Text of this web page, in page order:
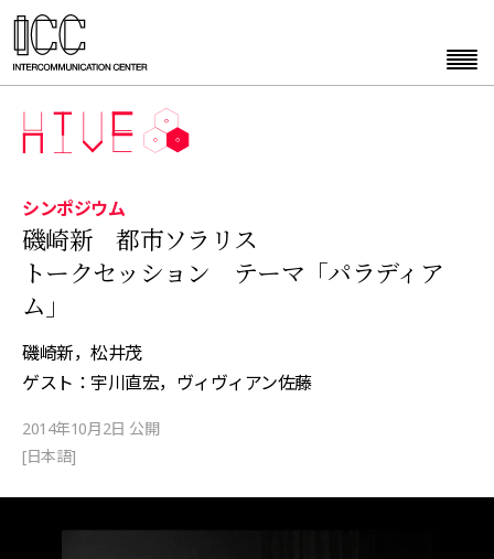
シンポジウム
磯崎新 都市ソラリス
トークセッション テーマ「パラディア
ム」
磯崎新，松井茂
ゲスト：宇川直宏，ヴィヴィアン佐藤
2014年10月2日 公開
[日本語]